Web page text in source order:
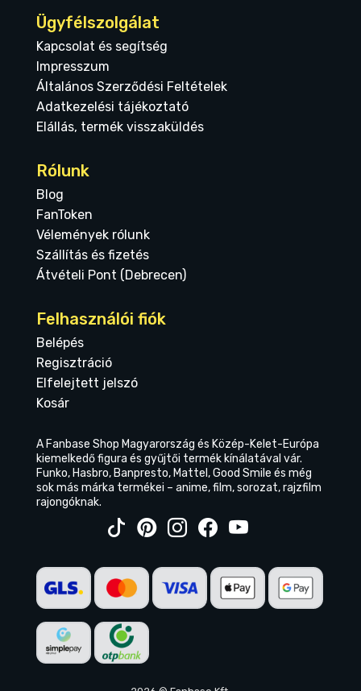
Ügyfélszolgálat
Kapcsolat és segítség
Impresszum
Általános Szerződési Feltételek
Adatkezelési tájékoztató
Elállás, termék visszaküldés
Rólunk
Blog
FanToken
Vélemények rólunk
Szállítás és fizetés
Átvételi Pont (Debrecen)
Felhasználói fiók
Belépés
Regisztráció
Elfelejtett jelszó
Kosár
A Fanbase Shop Magyarország és Közép-Kelet-Európa
kiemelkedő figura és gyűjtői termék kínálatával vár.
Funko, Hasbro, Banpresto, Mattel, Good Smile és még
sok más márka termékei – anime, film, sorozat, rajzfilm
rajongóknak.